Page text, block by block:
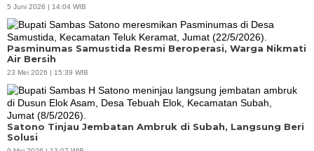
5 Juni 2026 | 14:04 WIB
Pasminumas Samustida Resmi Beroperasi, Warga Nikmati
Air Bersih
23 Mei 2026 | 15:39 WIB
Satono Tinjau Jembatan Ambruk di Subah, Langsung Beri
Solusi